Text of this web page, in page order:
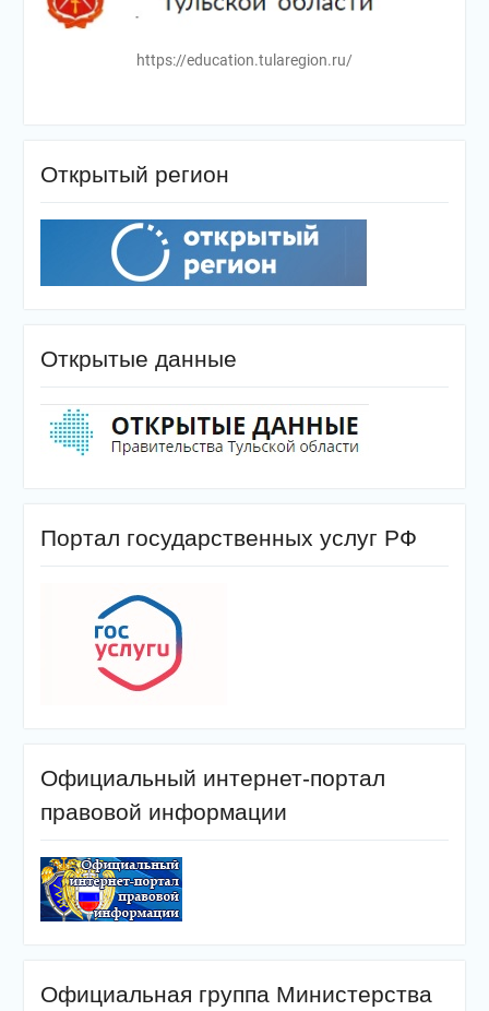
https://education.tularegion.ru/
Открытый регион
Открытые данные
Портал государственных услуг РФ
Официальный интернет-портал
правовой информации
Официальная группа Министерства